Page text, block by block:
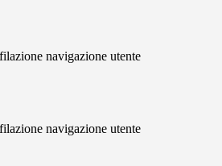
navigazione utente
navigazione utente